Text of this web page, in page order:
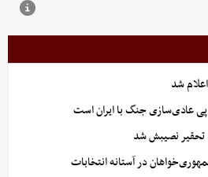
شد
عادی‌سازی جنگ با ایران است
تحقیر نصیبش شد
در آستانه انتخابات